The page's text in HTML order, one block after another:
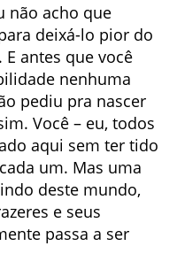
não acho que
deixá-lo pior do
antes que você
nenhuma
pediu pra nascer
Você – eu, todos
aqui sem ter tido
um. Mas uma
deste mundo,
e seus
passa a ser